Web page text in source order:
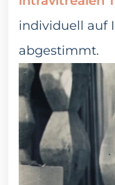
individuell auf
abgestimmt.